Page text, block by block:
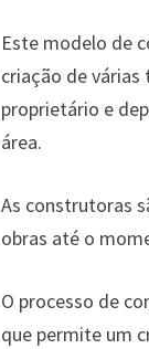
Este modelo de
criação de várias
proprietário e
área.
As construtoras
obras até o
O processo de
que permite um